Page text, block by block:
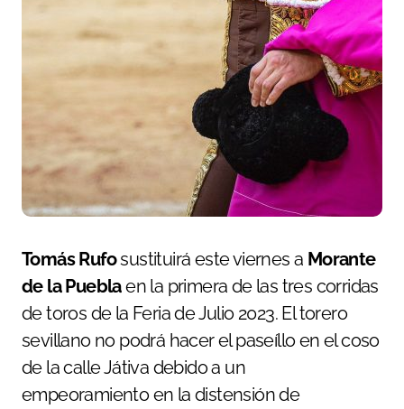
Tomás Rufosustituirá este viernes a Morante
de la Pueblaen la primera de las tres corridas
de toros de la Feria de Julio 2023. El torero
sevillano no podrá hacer el paseíllo en el coso
de la calle Játiva debido a un
empeoramiento en la distensión de